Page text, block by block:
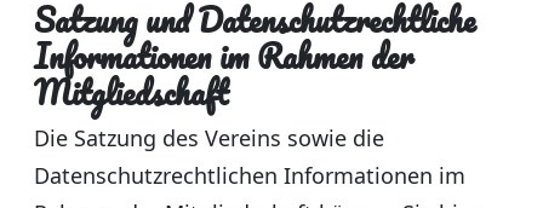
Satzung und Datenschutzrechtliche
Informationen im Rahmen der
Mitgliedschaft
Die Satzung des Vereins sowie die
Datenschutzrechtlichen Informationen im